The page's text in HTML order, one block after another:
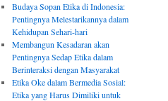
Budaya Sopan Etika di Indonesia:
Pentingnya Melestarikannya dalam
Kehidupan Sehari-hari
Membangun Kesadaran akan
Pentingnya Sedap Etika dalam
Berinteraksi dengan Masyarakat
Etika Oke dalam Bermedia Sosial:
Etika yang Harus Dimiliki untuk